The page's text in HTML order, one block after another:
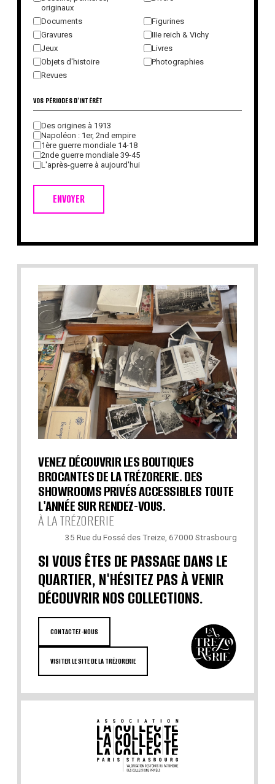
originaux
Documents
Figurines
Gravures
IIIe reich & Vichy
Jeux
Livres
Objets d'histoire
Photographies
Revues
ENVOYER
VOS PÉRIODES D'INTÉRÊT
Des origines à 1913
Napoléon : 1er, 2nd empire
1ère guerre mondiale 14-18
2nde guerre mondiale 39-45
L'après-guerre à aujourd'hui
VENEZ DÉCOUVRIR LES BOUTIQUES
BROCANTES DE LA TRÉZORERIE. DES
SHOWROOMS PRIVÉS ACCESSIBLES TOUTE
L'ANNÉE SUR RENDEZ-VOUS.
À LA TRÉZORERIE
35 Rue du Fossé des Treize, 67000 Strasbourg
SI VOUS ÊTES DE PASSAGE DANS LE
QUARTIER, N'HÉSITEZ PAS À VENIR
DÉCOUVRIR NOS COLLECTIONS.
CONTACTEZ-NOUS
VISITER LE SITE DE LA TRÉZORERIE